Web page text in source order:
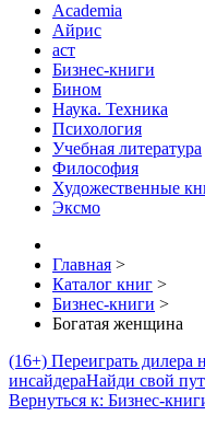
Academia
Айрис
аст
Бизнес-книги
Бином
Наука. Техника
Психология
Учебная литература
Философия
Художественные
Эксмо
Главная >
Каталог книг >
Бизнес-книги >
Богатая женщина
(16+) Переиграть дилера
инсайдераНайди свой
Вернуться к: Бизнес-